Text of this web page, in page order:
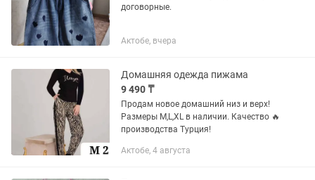
договорные.
Актобе, вчера
Домашняя одежда пижама
9 490 ₸
Продам новое домашний низ и верх!
Размеры M,L,XL в наличии. Качество 🔥
производства Турция!
Актобе, 4 августа